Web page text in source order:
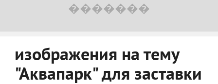
изображения на тему
"Аквапарк" для заставки